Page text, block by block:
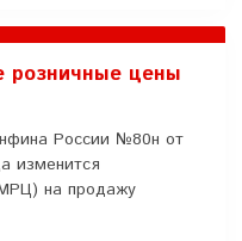
цены
России №80н от
изменится
на продажу